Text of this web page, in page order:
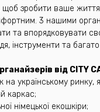
щоб зробити ваше
3 нашими
та впорядковувати
інструменти та
від CITY
українському ринку,
каркас;
німецької екошкіри;